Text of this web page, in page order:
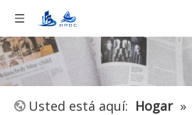
Usted está aquí: Hogar »